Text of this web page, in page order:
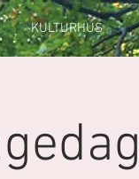
KULTURHUS